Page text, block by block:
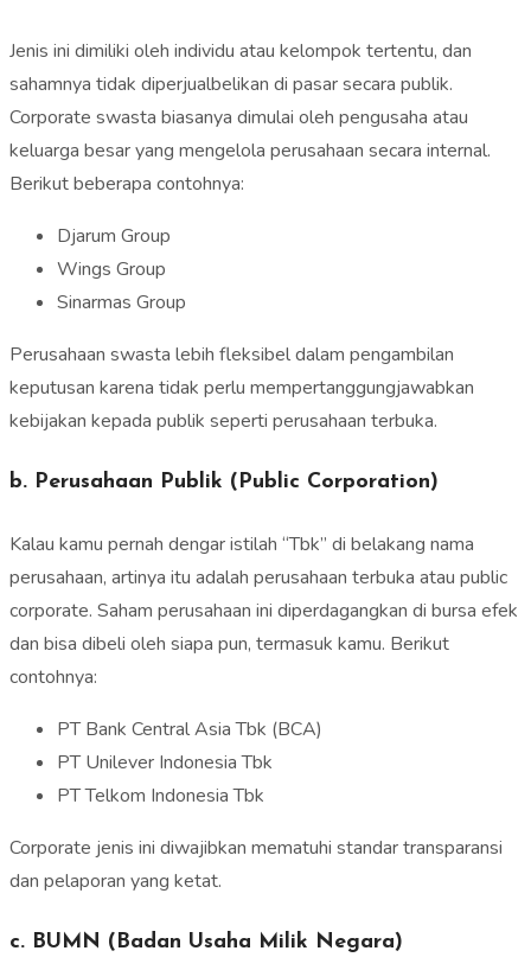
Jenis ini dimiliki oleh individu atau kelompok tertentu, dan
sahamnya tidak diperjualbelikan di pasar secara publik.
Corporate swasta biasanya dimulai oleh pengusaha atau
keluarga besar yang mengelola perusahaan secara internal.
Berikut beberapa contohnya:
Djarum Group
Wings Group
Sinarmas Group
Perusahaan swasta lebih fleksibel dalam pengambilan
keputusan karena tidak perlu mempertanggungjawabkan
kebijakan kepada publik seperti perusahaan terbuka.
b. Perusahaan Publik (Public Corporation)
Kalau kamu pernah dengar istilah “Tbk” di belakang nama
perusahaan, artinya itu adalah perusahaan terbuka atau public
corporate. Saham perusahaan ini diperdagangkan di bursa efek
dan bisa dibeli oleh siapa pun, termasuk kamu. Berikut
contohnya:
PT Bank Central Asia Tbk (BCA)
PT Unilever Indonesia Tbk
PT Telkom Indonesia Tbk
Corporate jenis ini diwajibkan mematuhi standar transparansi
dan pelaporan yang ketat.
c. BUMN (Badan Usaha Milik Negara)